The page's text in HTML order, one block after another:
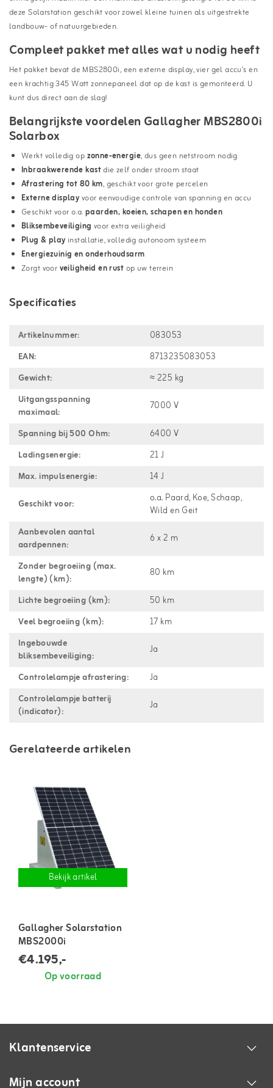
deze Solarstation geschikt voor zowel kleine tuinen als uitgestrekte
landbouw- of natuurgebieden.
Compleet pakket met alles wat u nodig heeft
Het pakket bevat de MBS2800i, een externe display, vier gel accu’s en
een krachtig 345 Watt zonnepaneel dat op de kast is gemonteerd. U
kunt dus direct aan de slag!
Belangrijkste voordelen Gallagher MBS2800i
Solarbox
Werkt volledig opzonne-energie, dus geen netstroom nodig
Inbraakwerende kastdie zelf onder stroom staat
Afrastering tot 80 km, geschikt voor grote percelen
Externe displayvoor eenvoudige controle van spanning en accu
Geschikt voor o.a.paarden, koeien, schapen en honden
Bliksembeveiliging voor extra veiligheid
Plug & play installatie, volledig autonoom systeem
Energiezuinig en onderhoudsarm
Zorgt voorveiligheid en rustop uw terrein
Specificaties
Artikelnummer:
083053
EAN:
8713235083053
Gewicht:
≈ 225 kg
Uitgangsspanning
maximaal:
7000 V
Spanning bij 500 Ohm:
6400 V
Ladingsenergie:
21 J
Max. impulsenergie:
14 J
Geschikt voor:
o.a. Paard, Koe, Schaap,
Wild en Geit
Aanbevolen aantal
aardpennen:
6 x 2 m
Zonder begroeiing (max.
lengte) (km):
80 km
Lichte begroeiing (km):
50 km
Veel begroeiing (km):
17 km
Ingebouwde
bliksembeveiliging:
Ja
Controlelampje afrastering:
Ja
Controlelampje batterij
(indicator):
Ja
Gerelateerde artikelen
Bekijk artikel
Gallagher Solarstation
MBS2000i
€4.195,-
Op voorraad
Klantenservice
Mijn account